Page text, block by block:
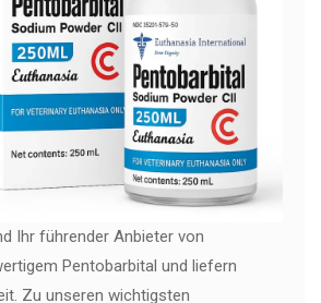
Ihr führender Anbieter von
Pentobarbital und liefern
Zu unseren wichtigsten